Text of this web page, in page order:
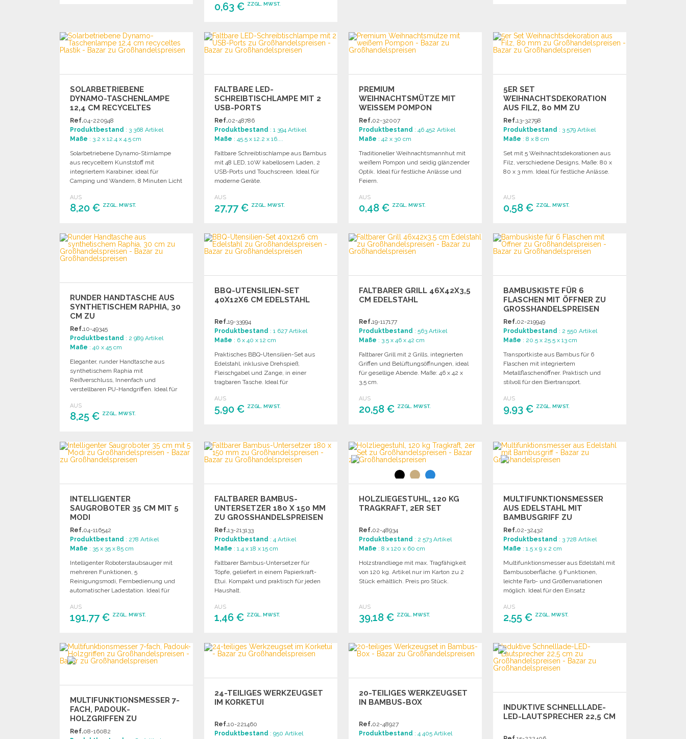
0,63 € ZZGL. MWST.
Angebot anfordern
SOLARBETRIEBENE
DYNAMO-TASCHENLAMPE
12,4 CM RECYCELTES
PLASTIK
Ref.04-220948
Produktbestand : 3 368 Artikel
Maße : 3.2 x 12.4 x 4.5 cm
Solarbetriebene Dynamo-Stirnlampe
aus recyceltem Kunststoff mit
integriertem Karabiner, ideal für
Camping und Wandern, 8 Minuten Licht
AUS
8,20 € ZZGL. MWST.
Angebot anfordern
FALTBARE LED-
SCHREIBTISCHLAMPE MIT 2
USB-PORTS
Ref.02-48786
Produktbestand : 1 394 Artikel
Maße : 45.5 x 12.2 x 16....
Faltbare Schreibtischlampe aus Bambus
mit 48 LED, 10W kabellosem Laden, 2
USB-Ports und Touchscreen. Ideal für
moderne Geräte.
AUS
27,77 € ZZGL. MWST.
Angebot anfordern
PREMIUM
WEIHNACHTSMÜTZE MIT
WEISSEM POMPON
Ref.02-32007
Produktbestand : 46 452 Artikel
Maße : 42 x 30 cm
Traditioneller Weihnachtsmannhut mit
weißem Pompon und seidig glänzender
Optik. Ideal für festliche Anlässe und
Feiern.
AUS
0,48 € ZZGL. MWST.
Angebot anfordern
5ER SET
WEIHNACHTSDEKORATION
AUS FILZ, 80 MM ZU
GROSSHANDELSPREISEN
Ref.13-32798
Produktbestand : 3 579 Artikel
Maße : 8 x 8 cm
Set mit 5 Weihnachtsdekorationen aus
Filz, verschiedene Designs, Maße: 80 x
80 x 3 mm. Ideal für festliche Anlässe.
AUS
0,58 € ZZGL. MWST.
Angebot anfordern
RUNDER HANDTASCHE AUS
SYNTHETISCHEM RAPHIA, 30
CM ZU
GROSSHANDELSPREISEN
Ref.10-49345
Produktbestand : 2 989 Artikel
Maße : 40 x 45 cm
Eleganter, runder Handtasche aus
synthetischem Raphia mit
Reißverschluss, Innenfach und
verstellbaren PU-Handgriffen. Ideal für
AUS
8,25 € ZZGL. MWST.
Angebot anfordern
BBQ-UTENSILIEN-SET
40X12X6 CM EDELSTAHL
Ref.19-33994
Produktbestand : 1 627 Artikel
Maße : 6 x 40 x 12 cm
Praktisches BBQ-Utensilien-Set aus
Edelstahl, inklusive Drehspieß,
Fleischgabel und Zange, in einer
tragbaren Tasche. Ideal für
AUS
5,90 € ZZGL. MWST.
Angebot anfordern
FALTBARER GRILL 46X42X3,5
CM EDELSTAHL
Ref.19-117177
Produktbestand : 563 Artikel
Maße : 3.5 x 46 x 42 cm
Faltbarer Grill mit 2 Grills, integrierten
Griffen und Belüftungsöffnungen, ideal
für gesellige Abende. Maße: 46 x 42 x
3,5 cm.
AUS
20,58 € ZZGL. MWST.
Angebot anfordern
BAMBUSKISTE FÜR 6
FLASCHEN MIT ÖFFNER ZU
GROSSHANDELSPREISEN
Ref.02-219949
Produktbestand : 2 550 Artikel
Maße : 20.5 x 25.5 x 13 cm
Transportkiste aus Bambus für 6
Flaschen mit integriertem
Metallflaschenöffner. Praktisch und
stilvoll für den Biertransport.
AUS
9,93 € ZZGL. MWST.
Angebot anfordern
INTELLIGENTER
SAUGROBOTER 35 CM MIT 5
MODI
Ref.04-116542
Produktbestand : 278 Artikel
Maße : 35 x 35 x 85 cm
Intelligenter Roboterstaubsauger mit
mehreren Funktionen, 5
Reinigungsmodi, Fernbedienung und
automatischer Ladestation. Ideal für
AUS
191,77 € ZZGL. MWST.
Angebot anfordern
FALTBARER BAMBUS-
UNTERSETZER 180 X 150 MM
ZU GROSSHANDELSPREISEN
Ref.13-213133
Produktbestand : 4 Artikel
Maße : 1.4 x 18 x 15 cm
Faltbarer Bambus-Untersetzer für
Töpfe, geliefert in einem Papierkraft-
Etui. Kompakt und praktisch für jeden
Haushalt.
AUS
1,46 € ZZGL. MWST.
Angebot anfordern
HOLZLIEGESTUHL, 120 KG
TRAGKRAFT, 2ER SET
Ref.02-48934
Produktbestand : 2 573 Artikel
Maße : 8 x 120 x 60 cm
Holzstrandliege mit max. Tragfähigkeit
von 120 kg. Artikel nur im Karton zu 2
Stück erhältlich. Preis pro Stück.
AUS
39,18 € ZZGL. MWST.
Angebot anfordern
MULTIFUNKTIONSMESSER
AUS EDELSTAHL MIT
BAMBUSGRIFF ZU
GROSSHANDELSPREISEN
Ref.02-32432
Produktbestand : 3 728 Artikel
Maße : 1.5 x 9 x 2 cm
Multifunktionsmesser aus Edelstahl mit
Bambusoberfläche. 9 Funktionen,
leichte Farb- und Größenvariationen
möglich. Ideal für den Einsatz
AUS
2,55 € ZZGL. MWST.
Angebot anfordern
MULTIFUNKTIONSMESSER 7-
FACH, PADOUK-
HOLZGRIFFEN ZU
GROSSHANDELSPREISEN
Ref.08-16082
24-TEILIGES WERKZEUGSET
IM KORKETUI
Ref.10-221460
Produktbestand : 950 Artikel
20-TEILIGES WERKZEUGSET
IN BAMBUS-BOX
Ref.02-48927
Produktbestand : 4 405 Artikel
INDUKTIVE SCHNELLLADE-
LED-LAUTSPRECHER 22,5 CM